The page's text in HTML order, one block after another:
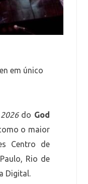
em único
do God
o maior
Centro de
Rio de
Digital.